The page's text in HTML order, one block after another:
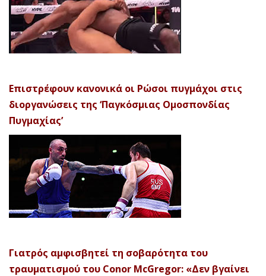
Επιστρέφουν κανονικά οι Ρώσοι πυγμάχοι στις
διοργανώσεις της ‘Παγκόσμιας Ομοσπονδίας
Πυγμαχίας’
Γιατρός αμφισβητεί τη σοβαρότητα του
τραυματισμού του Conor McGregor: «Δεν βγαίνει